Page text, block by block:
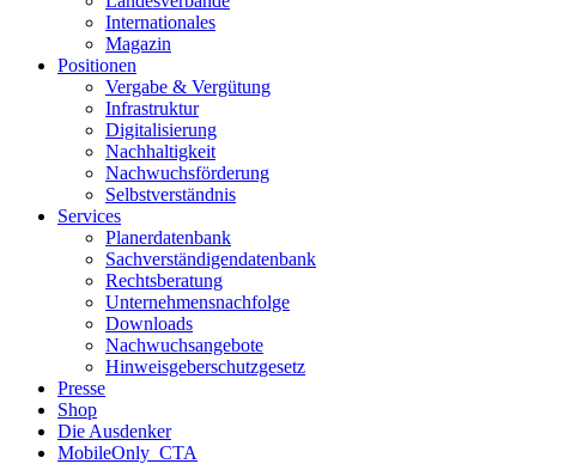
Internationales
Magazin
Positionen
Vergabe & Vergütung
Infrastruktur
Digitalisierung
Nachhaltigkeit
Nachwuchsförderung
Selbstverständnis
Services
Planerdatenbank
Sachverständigendatenbank
Rechtsberatung
Unternehmensnachfolge
Downloads
Nachwuchsangebote
Hinweisgeberschutzgesetz
Presse
Shop
Die Ausdenker
MobileOnly_CTA